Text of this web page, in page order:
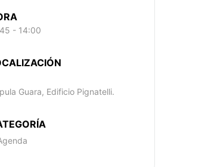
- 14:00
Guara, Edificio Pignatelli.